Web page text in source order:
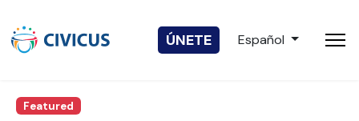
ÚNETE Seleccione su
Español
Featured